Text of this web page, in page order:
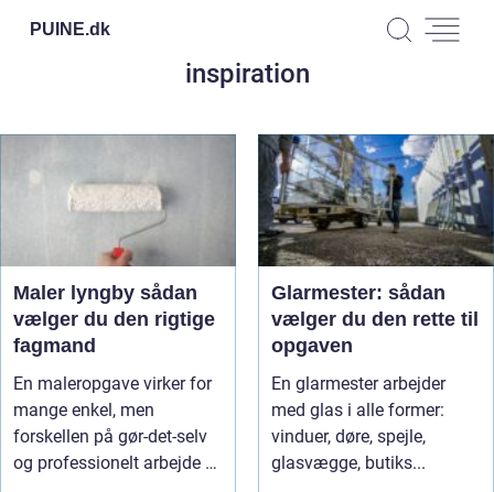
PUINE.dk
inspiration
Maler lyngby sådan
vælger du den rigtige
fagmand
En maleropgave virker for
mange enkel, men
forskellen på gør-det-selv
og professionelt arbejde er
Glarmester: sådan
vælger du den rette til
opgaven
En glarmester arbejder
med glas i alle former:
vinduer, døre, spejle,
glasvægge, butiks...